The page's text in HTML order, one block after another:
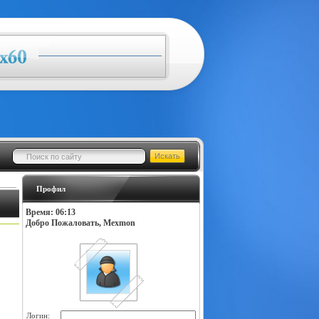
Профил
Время: 06:13
Добро Пожаловать, Mexmon
Логин: